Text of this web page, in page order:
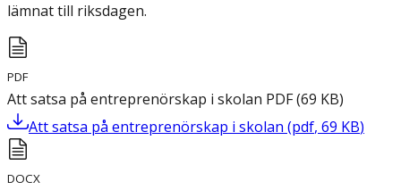
lämnat till riksdagen.
PDF
Att satsa på entreprenörskap i skolan PDF(69 KB)
Att satsa på entreprenörskap i skolan (pdf, 69 KB)
DOCX